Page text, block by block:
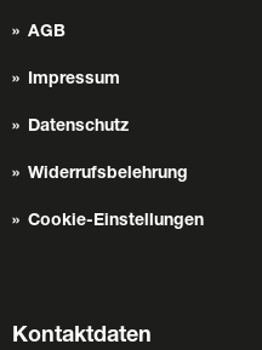
AGB
Impressum
Datenschutz
Widerrufsbelehrung
Cookie-Einstellungen
Kontaktdaten